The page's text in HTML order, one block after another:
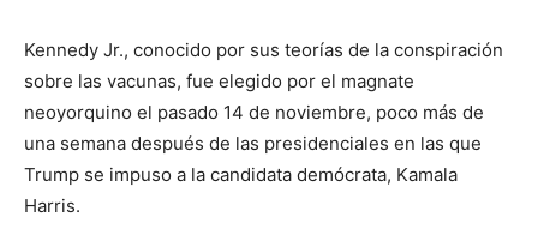
Kennedy Jr., conocido por sus teorías de la conspiración
sobre las vacunas, fue elegido por el magnate
neoyorquino el pasado 14 de noviembre, poco más de
una semana después de las presidenciales en las que
Trump se impuso a la candidata demócrata, Kamala
Harris.